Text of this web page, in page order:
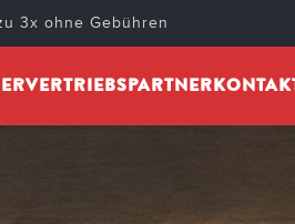
3x ohne Gebühren
VERTRIEBSPARTNER